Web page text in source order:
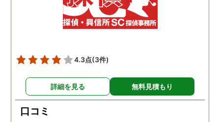
4.3点(3件)
詳細を見る 無料見積もり
口コミ